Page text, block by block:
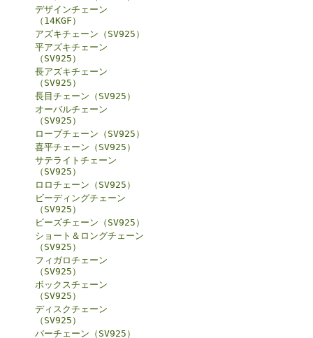
デザインチェーン
（14KGF）
アズキチェーン（SV925）
平アズキチェーン
（SV925）
長アズキチェーン
（SV925）
長目チェーン（SV925）
オーバルチェーン
（SV925）
ロープチェーン（SV925）
喜平チェーン（SV925）
サテライトチェーン
（SV925）
ロロチェーン（SV925）
ビーディングチェーン
（SV925）
ビーズチェーン（SV925）
ショート＆ロングチェーン
（SV925）
フィガロチェーン
（SV925）
ボックスチェーン
（SV925）
ディスクチェーン
（SV925）
バーチェーン（SV925）